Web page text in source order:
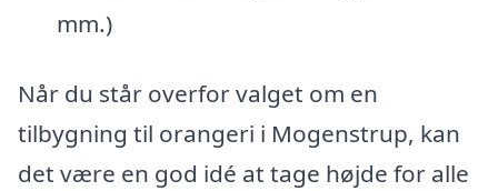
mm.)
Når du står overfor valget om en
tilbygning til orangeri i Mogenstrup, kan
det være en god idé at tage højde for alle